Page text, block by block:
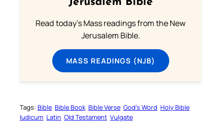
Jerusalem Bible
Read today's Mass readings from the New
Jerusalem Bible.
MASS READINGS (NJB)
Tags: Bible Bible Book Bible Verse God’s Word Holy Bible
Iudicum Latin Old Testament Vulgate